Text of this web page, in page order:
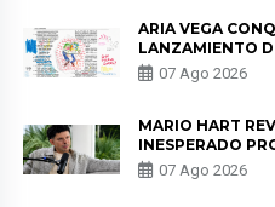
ARIA VEGA
LANZAMIENTO
07 Ago 2026
MARIO HART
INESPERADO
SALUD ANTES DE
KORINA: “ME
07 Ago 2026